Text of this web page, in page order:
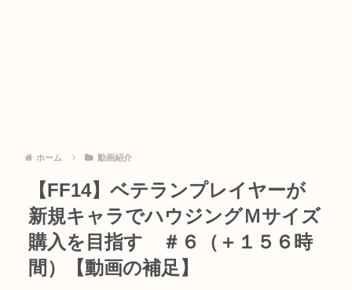
ホーム 動画紹介
【FF14】ベテランプレイヤーが
新規キャラでハウジングＭサイズ
購入を目指す ＃６（＋１５６時
間）【動画の補足】